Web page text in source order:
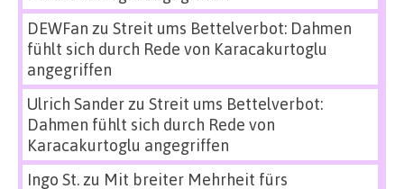
DEWFan zu Streit ums Bettelverbot: Dahmen
fühlt sich durch Rede von Karacakurtoglu
angegriffen
Ulrich Sanderzu Streit ums Bettelverbot:
Dahmen fühlt sich durch Rede von
Karacakurtoglu angegriffen
Ingo St.zu Mit breiter Mehrheit fürs